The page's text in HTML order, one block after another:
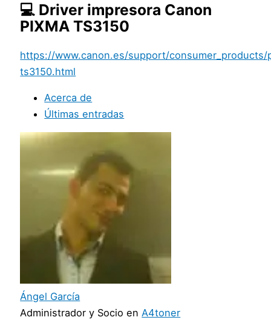
💻 Driver impresora Canon
PIXMA TS3150
https://www.canon.es/support/
ts3150.html
Acerca de
Últimas entradas
Ángel García
Administrador y Socio enA4toner